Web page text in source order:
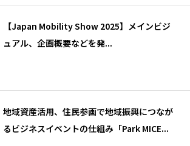
【Japan Mobility Show 2025】メインビジ
ュアル、企画概要などを発...
地域資産活用、住民参画で地域振興につなが
るビジネスイベントの仕組み「Park MICE...